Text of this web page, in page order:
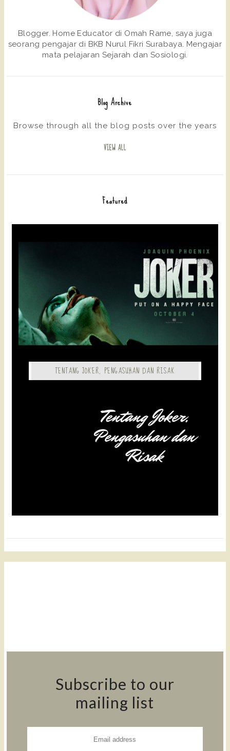
Blogger. Home Educator di Omah Rame, saya juga
seorang pengajar di BKB Nurul Fikri Surabaya. Mengajar
mata pelajaran Sejarah dan Sosiologi.
Blog Archive
Browse through all the blog posts over the years
VIEW ALL
Featured
TENTANG JOKER, PENGASUHAN DAN RISAK
Subscribe to our
mailing list